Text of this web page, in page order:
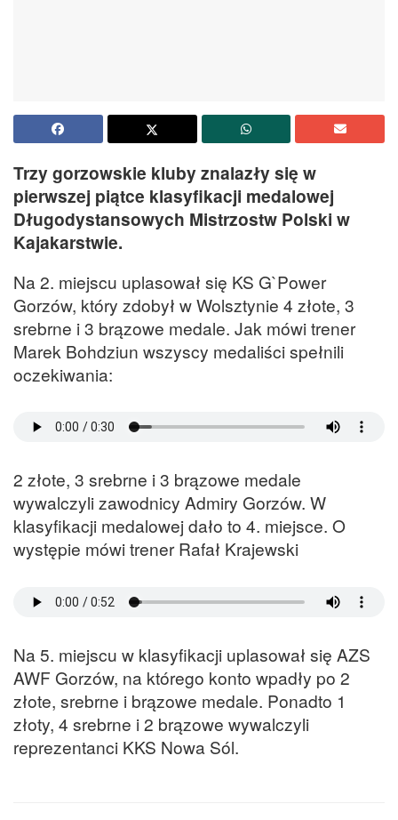
Trzy gorzowskie kluby znalazły się w
pierwszej piątce klasyfikacji medalowej
Długodystansowych Mistrzostw Polski w
Kajakarstwie.
Na 2. miejscu uplasował się KS G`Power
Gorzów, który zdobył w Wolsztynie 4 złote, 3
srebrne i 3 brązowe medale. Jak mówi trener
Marek Bohdziun wszyscy medaliści spełnili
oczekiwania:
2 złote, 3 srebrne i 3 brązowe medale
wywalczyli zawodnicy Admiry Gorzów. W
klasyfikacji medalowej dało to 4. miejsce. O
występie mówi trener Rafał Krajewski
Na 5. miejscu w klasyfikacji uplasował się AZS
AWF Gorzów, na którego konto wpadły po 2
złote, srebrne i brązowe medale. Ponadto 1
złoty, 4 srebrne i 2 brązowe wywalczyli
reprezentanci KKS Nowa Sól.